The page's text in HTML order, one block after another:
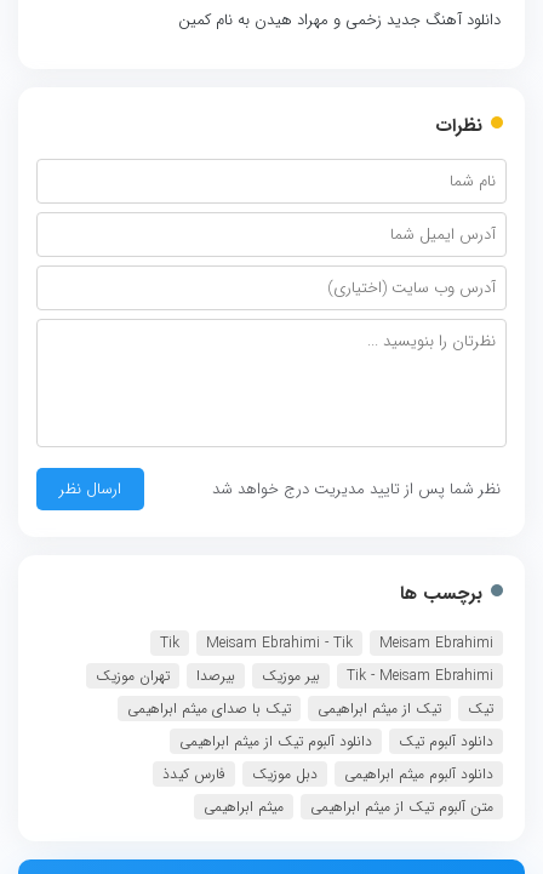
دانلود آهنگ جدید زخمی و مهراد هیدن به نام کمین
نظرات
نظر شما پس از تایید مدیریت درج خواهد شد
برچسب ها
Meisam Ebrahimi
Meisam Ebrahimi - Tik
Tik
Tik - Meisam Ebrahimi
بیر موزیک بیرصدا
تهران موزیک
تیک
تیک از میثم ابراهیمی
تیک با صدای میثم ابراهیمی
دانلود آلبوم تیک
دانلود آلبوم تیک از میثم ابراهیمی
دانلود آلبوم میثم ابراهیمی
دبل موزیک
فارس کیدذ
متن آلبوم تیک از میثم ابراهیمی
میثم ابراهیمی